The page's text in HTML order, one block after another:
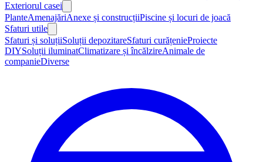
Exteriorul casei
PlanteAmenajăriAnexe și construcțiiPiscine și locuri de joacă
Sfaturi utile
Sfaturi și soluțiiSoluții depozitareSfaturi curățenieProiecte
DIYSoluții iluminatClimatizare și încălzireAnimale de
companieDiverse